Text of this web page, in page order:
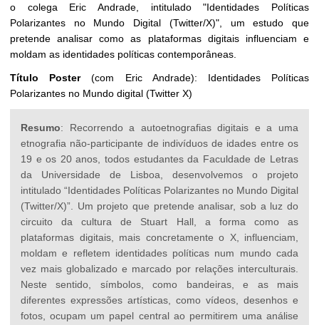
o colega Eric Andrade, intitulado "Identidades Políticas
Polarizantes no Mundo Digital (Twitter/X)", um estudo que
pretende analisar como as plataformas digitais influenciam e
moldam as identidades políticas contemporâneas.
Título Poster(com Eric Andrade): Identidades Políticas
Polarizantes no Mundo digital (Twitter X)
Resumo: Recorrendo a autoetnografias digitais e a uma
etnografia não-participante de indivíduos de idades entre os
19 e os 20 anos, todos estudantes da Faculdade de Letras
da Universidade de Lisboa, desenvolvemos o projeto
intitulado “Identidades Políticas Polarizantes no Mundo Digital
(Twitter/X)”. Um projeto que pretende analisar, sob a luz do
circuito da cultura de Stuart Hall, a forma como as
plataformas digitais, mais concretamente o X, influenciam,
moldam e refletem identidades políticas num mundo cada
vez mais globalizado e marcado por relações interculturais.
Neste sentido, símbolos, como bandeiras, e as mais
diferentes expressões artísticas, como vídeos, desenhos e
fotos, ocupam um papel central ao permitirem uma análise